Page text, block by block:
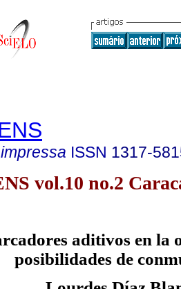
ISSN 1317-
vol.10 no.2
aditivos en la
posibilidades de